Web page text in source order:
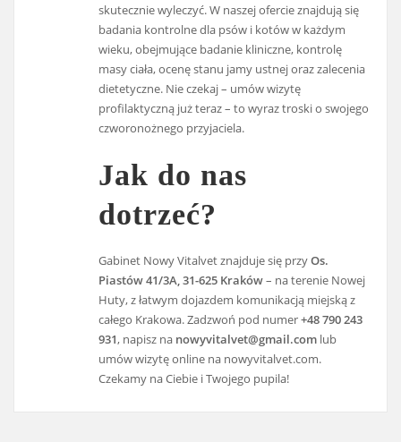
skutecznie wyleczyć. W naszej ofercie znajdują się
badania kontrolne dla psów i kotów w każdym
wieku, obejmujące badanie kliniczne, kontrolę
masy ciała, ocenę stanu jamy ustnej oraz zalecenia
dietetyczne. Nie czekaj – umów wizytę
profilaktyczną już teraz – to wyraz troski o swojego
czworonożnego przyjaciela.
Jak do nas
dotrzeć?
Gabinet Nowy Vitalvet znajduje się przyOs.
Piastów 41/3A, 31-625 Kraków– na terenie Nowej
Huty, z łatwym dojazdem komunikacją miejską z
całego Krakowa. Zadzwoń pod numer+48 790 243
931, napisz na nowyvitalvet@gmail.com lub
umów wizytę online na nowyvitalvet.com.
Czekamy na Ciebie i Twojego pupila!